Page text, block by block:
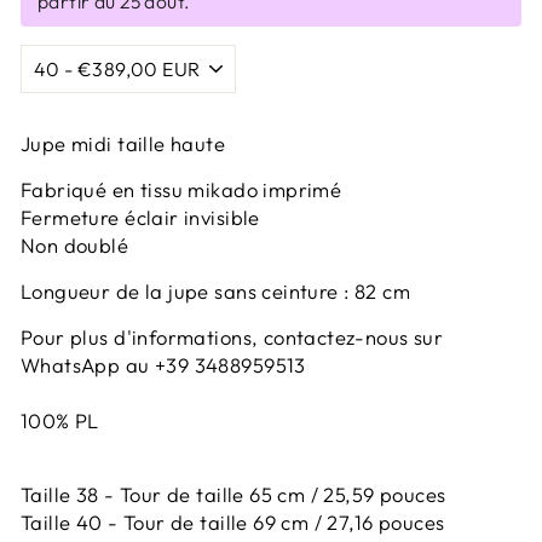
Jupe midi taille haute
Fabriqué en tissu mikado imprimé
Fermeture éclair invisible
Non doublé
Longueur de la jupe sans ceinture : 82 cm
Pour plus d'informations, contactez-nous sur
WhatsApp au +39 3488959513
100% PL
Taille 38 - Tour de taille 65 cm / 25,59 pouces
Taille 40 - Tour de taille 69 cm / 27,16 pouces